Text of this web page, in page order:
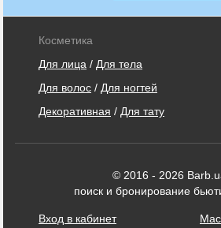
Косметика
Для лица / Для тела
Для волос / Для ногтей
Декоративная / Для тату
© 2016 - 2026
поиск и бронирование
Вход в кабинет